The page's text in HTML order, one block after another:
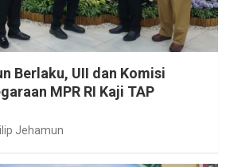
Berlaku, UII dan Komisi
MPR RI Kaji TAP
Jehamun